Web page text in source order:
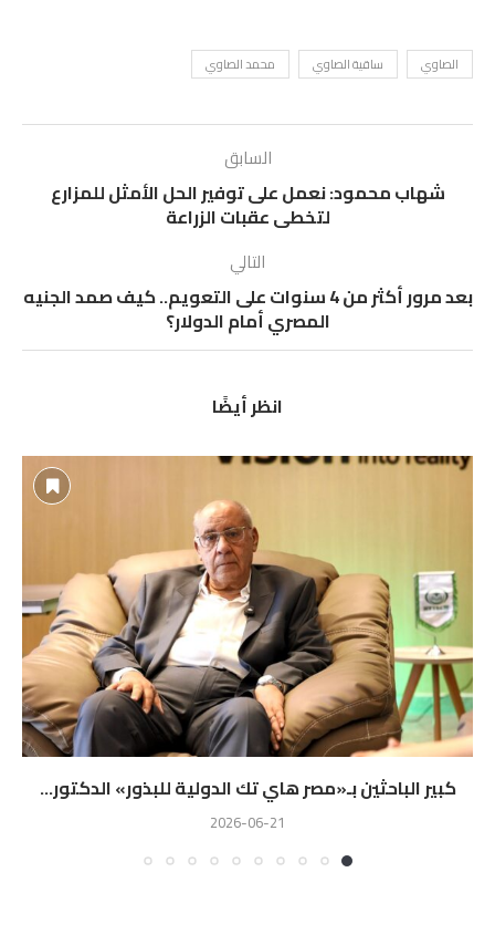
الصاوي ساقية الصاوي محمد الصاوي
السابق
شهاب محمود: نعمل على توفير الحل الأمثل للمزارع
لتخطى عقبات الزراعة
التالي
بعد مرور أكثر من 4 سنوات على التعويم.. كيف صمد الجنيه
المصري أمام الدولار؟
انظر أيضًا
كبير الباحثين بـ«مصر هاي تك الدولية للبذور» الدكتور...
2026-06-21